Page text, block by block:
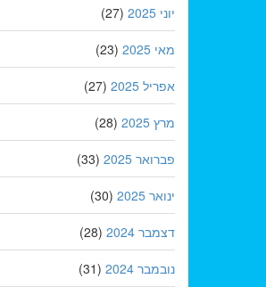
יוני 2025 (27)
מאי 2025 (23)
אפריל 2025 (27)
מרץ 2025 (28)
פברואר 2025 (33)
ינואר 2025 (30)
דצמבר 2024 (28)
נובמבר 2024 (31)